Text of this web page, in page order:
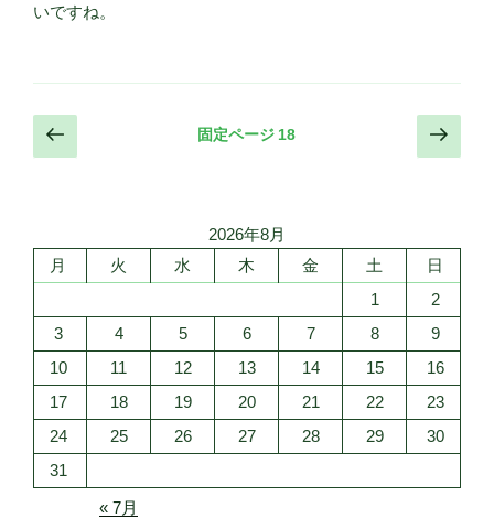
いですね。
投
稿
ー
ジ
送
り
前
の
固定ページ18
次
の
2026年8月
月
火 水 木 金 土
日
1
2
3
4 5 6 7 8
9
10
11 12 13 14 15
16
17
18 19 20 21 22
23
24
25 26 27 28 29
30
31
« 7月